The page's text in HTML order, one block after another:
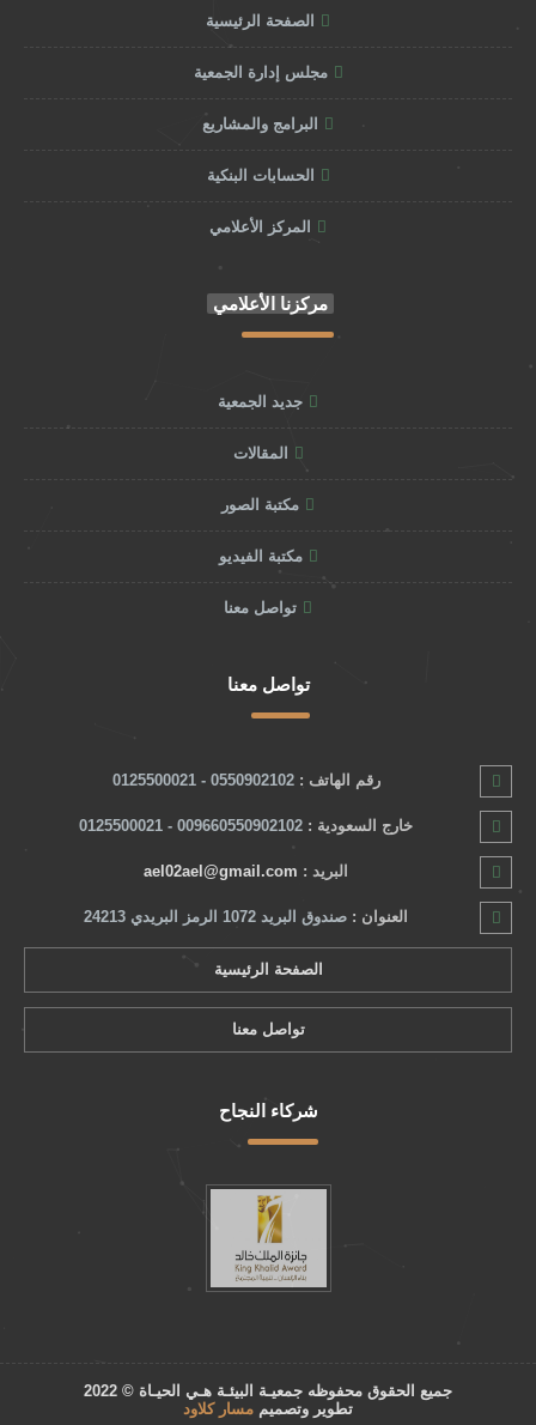
الصفحة الرئيسية
مجلس إدارة الجمعية
البرامج والمشاريع
الحسابات البنكية
المركز الأعلامي
مركزنا الأعلامي
جديد الجمعية
المقالات
مكتبة الصور
مكتبة الفيديو
تواصل معنا
تواصل معنا
رقم الهاتف :0550902102 - 0125500021
خارج السعودية : 009660550902102 - 0125500021
البريد : ael02ael@gmail.com
العنوان : صندوق البريد 1072 الرمز البريدي 24213
الصفحة الرئيسية
تواصل معنا
شركاء النجاح
جميع الحقوق محفوظه جمعيـة البيئـة هـي الحيـاة © 2022
تطوير وتصميم مسار كلاود